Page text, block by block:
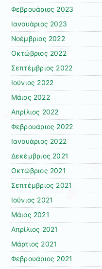
Φεβρουάριος 2023
Ιανουάριος 2023
Νοέμβριος 2022
Οκτώβριος 2022
Σεπτέμβριος 2022
Ιούνιος 2022
Μάιος 2022
Απρίλιος 2022
Φεβρουάριος 2022
Ιανουάριος 2022
Δεκέμβριος 2021
Οκτώβριος 2021
Σεπτέμβριος 2021
Ιούνιος 2021
Μάιος 2021
Απρίλιος 2021
Μάρτιος 2021
Φεβρουάριος 2021